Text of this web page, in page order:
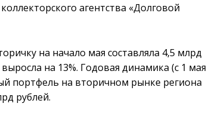
агентства «Долговой
на начало мая составляла 4,5 млрд
на 13%. Годовая динамика (с 1 мая
портфель на вторичном рынке региона
рублей.